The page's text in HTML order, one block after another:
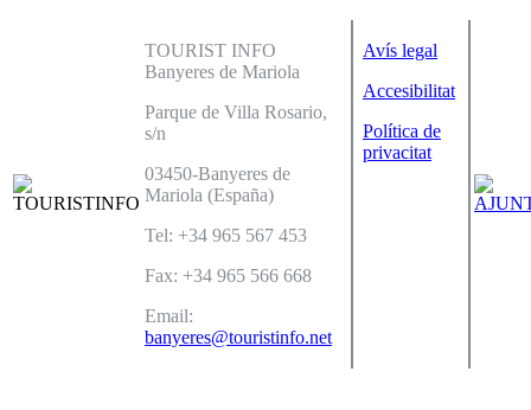
TOURIST INFO
Banyeres de Mariola
Parque de Villa Rosario,
s/n
03450-Banyeres de
Mariola (España)
Tel: +34 965 567 453
Fax: +34 965 566 668
Email:
banyeres@touristinfo.net
Avís legal
Accesibilitat
Política de
privacitat